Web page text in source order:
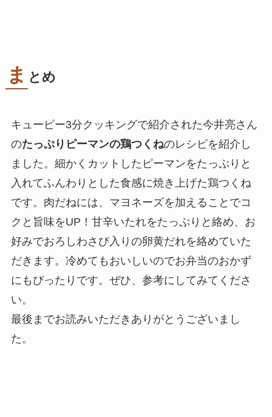
ま とめ
キューピー3分クッキングで紹介された今井亮さん
のたっぷりピーマンの鶏つくねのレシピを紹介し
ました。細かくカットしたピーマンをたっぷりと
入れてふんわりとした食感に焼き上げた鶏つくね
です。肉だねには、マヨネーズを加えることでコ
クと旨味をUP！甘辛いたれをたっぷりと絡め、お
好みでおろしわさび入りの卵黄だれを絡めていた
だきます。冷めてもおいしいのでお弁当のおかず
にもぴったりです。ぜひ、参考にしてみてくださ
い。
最後までお読みいただきありがとうございまし
た。